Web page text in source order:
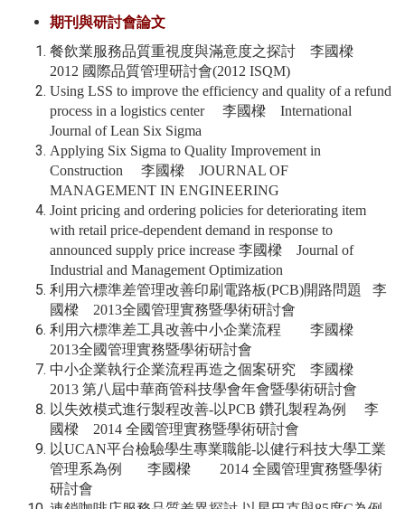
期刊與研討會論文
餐飲業服務品質重視度與滿意度之探討 李國樑
2012 國際品質管理研討會(2012 ISQM)
Using LSS to improve the efficiency and quality of a refund
process in a logistics center 李國樑 International
Journal of Lean Six Sigma
Applying Six Sigma to Quality Improvement in
Construction 李國樑 JOURNAL OF
MANAGEMENT IN ENGINEERING
Joint pricing and ordering policies for deteriorating item
with retail price-dependent demand in response to
announced supply price increase 李國樑 Journal of
Industrial and Management Optimization
利用六標準差管理改善印刷電路板(PCB)開路問題 李
國樑 2013全國管理實務暨學術研討會
利用六標準差工具改善中小企業流程 李國樑
2013全國管理實務暨學術研討會
中小企業執行企業流程再造之個案研究 李國樑
2013 第八屆中華商管科技學會年會暨學術研討會
以失效模式進行製程改善-以PCB 鑽孔製程為例 李
國樑 2014 全國管理實務暨學術研討會
以UCAN平台檢驗學生專業職能-以健行科技大學工業
管理系為例 李國樑 2014 全國管理實務暨學術
研討會